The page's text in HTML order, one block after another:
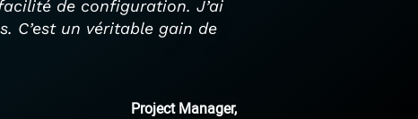
de configuration. J’ai
C’est un véritable gain de
Project Manager,